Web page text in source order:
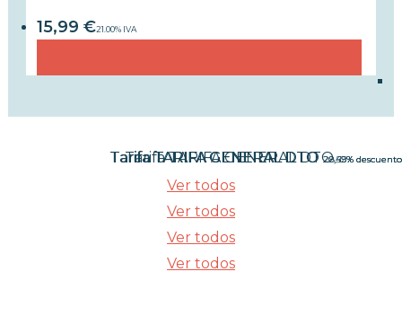
Tarifa TARIFA GENERAL DTO 15% descuento
Tarifa TARIFA GENERAL DTO 20,42% descuento
Tarifa TARIFA GENERAL DTO 28,59% descuento
15,99 €21.00% IVA
Ver todos
Ver todos
Ver todos
Ver todos